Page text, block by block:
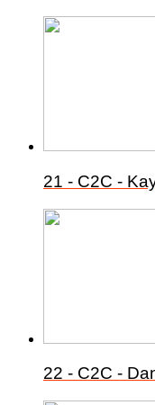
21 - C2C -
22 - C2C -